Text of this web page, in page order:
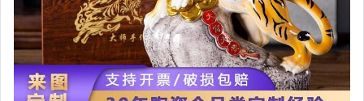
女裝與服飾配件
偶像、球員卡與郵幣
手錶與飾品配件